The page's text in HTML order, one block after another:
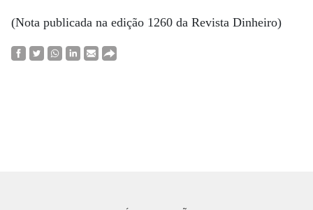
(Nota publicada na edição 1260 da Revista Dinheiro)